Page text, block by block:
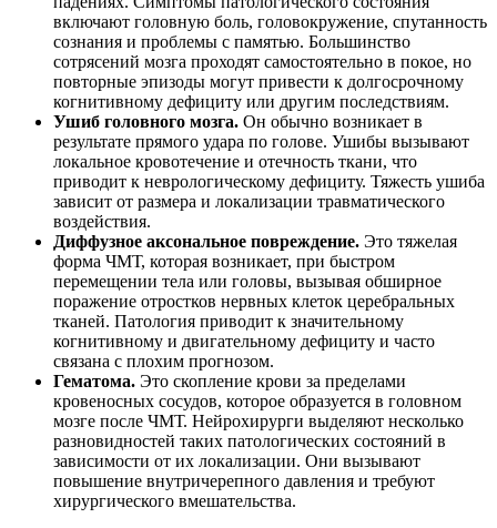
включают головную боль, головокружение, спутанность
сознания и проблемы с памятью. Большинство
сотрясений мозга проходят самостоятельно в покое, но
повторные эпизоды могут привести к долгосрочному
когнитивному дефициту или другим последствиям.
Ушиб головного мозга. Он обычно возникает в
результате прямого удара по голове. Ушибы вызывают
локальное кровотечение и отечность ткани, что
приводит к неврологическому дефициту. Тяжесть ушиба
зависит от размера и локализации травматического
воздействия.
Диффузное аксональное повреждение. Это тяжелая
форма ЧМТ, которая возникает, при быстром
перемещении тела или головы, вызывая обширное
поражение отростков нервных клеток церебральных
тканей. Патология приводит к значительному
когнитивному и двигательному дефициту и часто
связана с плохим прогнозом.
Гематома. Это скопление крови за пределами
кровеносных сосудов, которое образуется в головном
мозге после ЧМТ. Нейрохирурги выделяют несколько
разновидностей таких патологических состояний в
зависимости от их локализации. Они вызывают
повышение внутричерепного давления и требуют
хирургического вмешательства.